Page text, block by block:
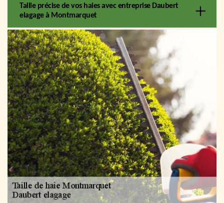
Taille précise de vos haies avec entreprise Daubert
elagage à Montmarquet